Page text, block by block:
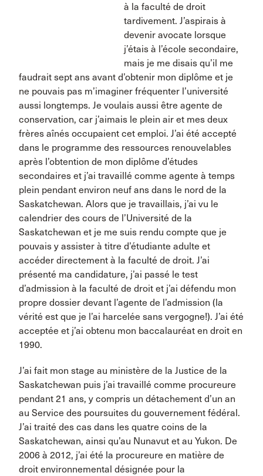
à la faculté de droit
tardivement. J’aspirais à
devenir avocate lorsque
j’étais à l’école secondaire,
mais je me disais qu’il me
faudrait sept ans avant d’obtenir mon diplôme et je
ne pouvais pas m’imaginer fréquenter l’université
aussi longtemps. Je voulais aussi être agente de
conservation, car j’aimais le plein air et mes deux
frères aînés occupaient cet emploi. J’ai été accepté
dans le programme des ressources renouvelables
après l’obtention de mon diplôme d’études
secondaires et j’ai travaillé comme agente à temps
plein pendant environ neuf ans dans le nord de la
Saskatchewan. Alors que je travaillais, j’ai vu le
calendrier des cours de l’Université de la
Saskatchewan et je me suis rendu compte que je
pouvais y assister à titre d’étudiante adulte et
accéder directement à la faculté de droit. J’ai
présenté ma candidature, j’ai passé le test
d’admission à la faculté de droit et j’ai défendu mon
propre dossier devant l’agente de l’admission (la
vérité est que je l’ai harcelée sans vergogne!). J’ai été
acceptée et j’ai obtenu mon baccalauréat en droit en
1990.
J’ai fait mon stage au ministère de la Justice de la
Saskatchewan puis j’ai travaillé comme procureure
pendant 21 ans, y compris un détachement d’un an
au Service des poursuites du gouvernement fédéral.
J’ai traité des cas dans les quatre coins de la
Saskatchewan, ainsi qu’au Nunavut et au Yukon. De
2006 à 2012, j’ai été la procureure en matière de
droit environnemental désignée pour la